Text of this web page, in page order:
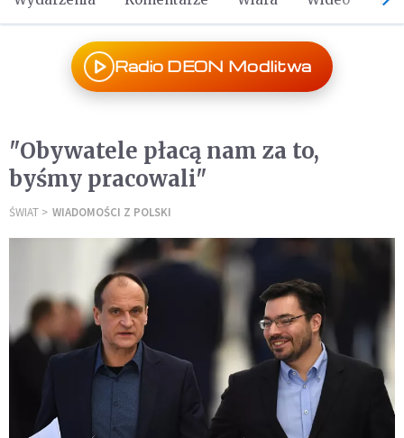
Radio DEON Modlitwa
"Obywatele płacą nam za to,
byśmy pracowali"
ŚWIAT WIADOMOŚCI Z POLSKI